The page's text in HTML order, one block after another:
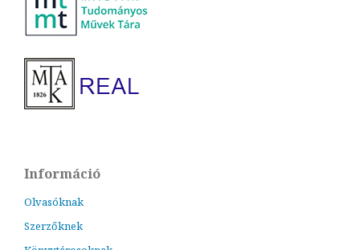
Információ
Olvasóknak
Szerzőknek